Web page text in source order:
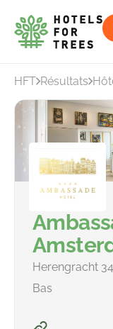
HFT Résultats
Herengracht
Bas